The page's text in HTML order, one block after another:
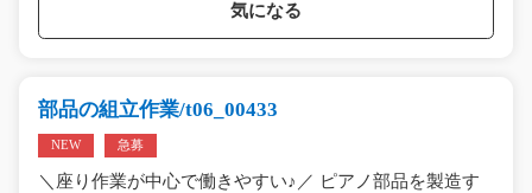
気になる
部品の組立作業/t06_00433
NEW 急募
＼座り作業が中心で働きやすい♪／ ピアノ部品を製造す